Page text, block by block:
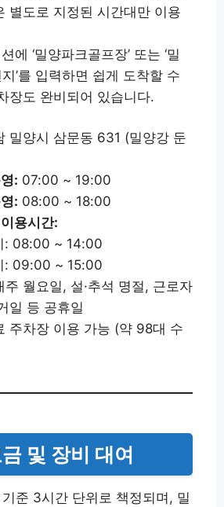
별도로 지정된 시간대만 이용
에 ‘밀양파크골프장’ 또는 ‘밀
’를 입력하면 쉽게 도착할 수
장도 완비되어 있습니다.
밀양시 삼문동 631 (밀양강 둔
: 07:00 ~ 19:00
: 08:00 ~ 18:00
용시간:
: 08:00 ~ 14:00
: 09:00 ~ 15:00
주 월요일, 설·추석 명절, 근로자
일 등 공휴일
주차장 이용 가능 (약 98대 수
및 장비 대여
준 3시간 단위로 책정되며, 밀